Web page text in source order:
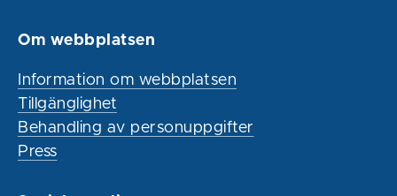
Om webbplatsen
Information om webbplatsen
Tillgänglighet
Behandling av personuppgifter
Press